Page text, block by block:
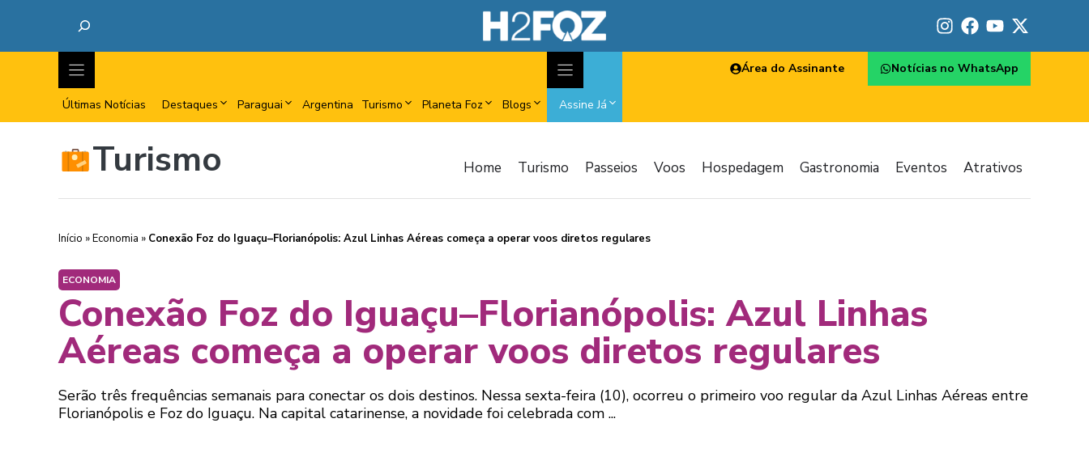
Últimas Notícias Destaques Paraguai Argentina Turismo Planeta Foz Blogs Assine Já
Área do Assinante Notícias no WhatsApp
Turismo Home Turismo Passeios Voos Hospedagem Gastronomia Eventos Atrativos
Início »Economia » Conexão Foz do Iguaçu–Florianópolis: Azul Linhas Aéreas começa a operar voos diretos regulares
ECONOMIA
Conexão Foz do Iguaçu–Florianópolis: Azul Linhas
Aéreas começa a operar voos diretos regulares
Serão três frequências semanais para conectar os dois destinos. Nessa sexta-feira (10), ocorreu o primeiro voo regular da Azul Linhas Aéreas entre
Florianópolis e Foz do Iguaçu. Na capital catarinense, a novidade foi celebrada com ...